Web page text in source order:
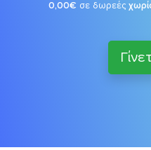
0,00€ σε δωρεές